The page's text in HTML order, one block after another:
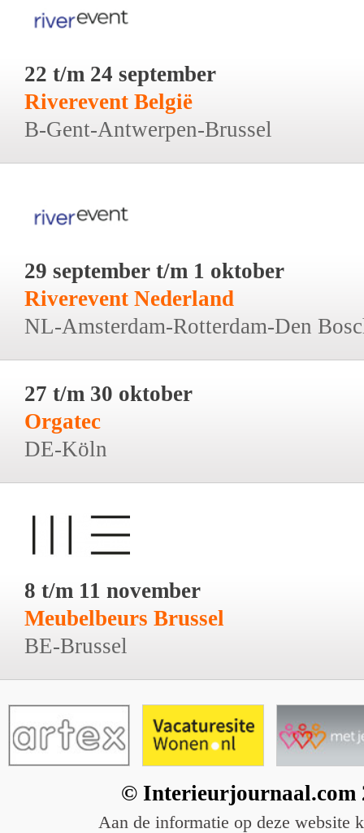
22 t/m 24 september
Riverevent België
B-Gent-Antwerpen-Brussel
29 september t/m 1 oktober
Riverevent Nederland
NL-Amsterdam-Rotterdam-Den
27 t/m 30 oktober
Orgatec
DE-Köln
8 t/m 11 november
Meubelbeurs Brussel
BE-Brussel
© Interieurjournaal.com
Aan de informatie op deze website